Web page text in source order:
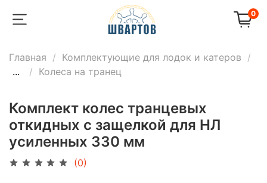
0
Главная
Комплектующие для лодок и катеров
...
Колеса на транец
Комплект колес транцевых
откидных с защелкой для НЛ
усиленных 330 мм
(0)